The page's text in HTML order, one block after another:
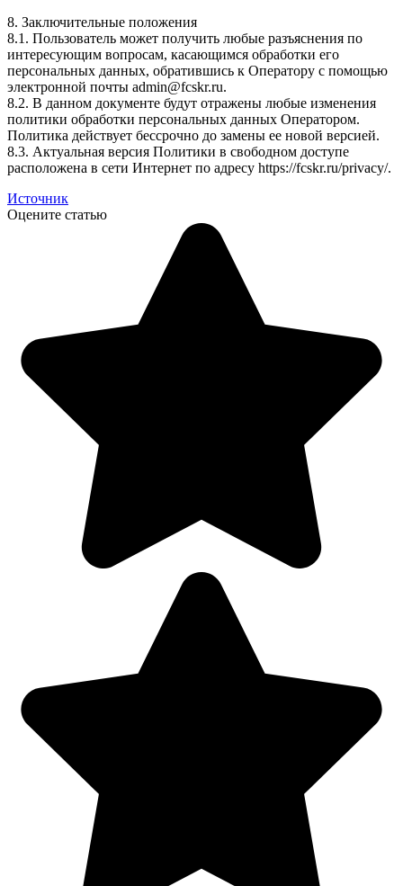
8. Заключительные положения
8.1. Пользователь может получить любые разъяснения по
интересующим вопросам, касающимся обработки его
персональных данных, обратившись к Оператору с помощью
электронной почты admin@fcskr.ru.
8.2. В данном документе будут отражены любые изменения
политики обработки персональных данных Оператором.
Политика действует бессрочно до замены ее новой версией.
8.3. Актуальная версия Политики в свободном доступе
расположена в сети Интернет по адресу https://fcskr.ru/privacy/.
Источник
Оцените статью